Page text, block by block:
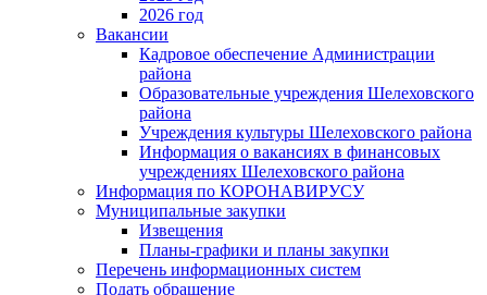
2026 год
Вакансии
Кадровое обеспечение Администрации
района
Образовательные учреждения Шелеховского
района
Учреждения культуры Шелеховского района
Информация о вакансиях в финансовых
учреждениях Шелеховского района
Информация по КОРОНАВИРУСУ
Муниципальные закупки
Извещения
Планы-графики и планы закупки
Перечень информационных систем
Подать обращение